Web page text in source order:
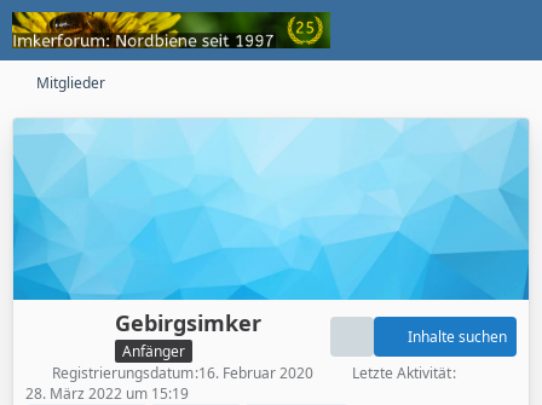
Mitglieder
Gebirgsimker
Anfänger
Inhalte suchen
Registrierungsdatum 16. Februar 2020
Letzte Aktivität
28. März 2022 um 15:19